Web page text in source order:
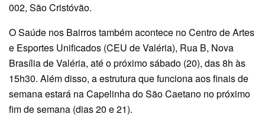
002, São Cristóvão.
O Saúde nos Bairros também acontece no Centro de Artes
e Esportes Unificados (CEU de Valéria), Rua B, Nova
Brasília de Valéria, até o próximo sábado (20), das 8h às
15h30. Além disso, a estrutura que funciona aos finais de
semana estará na Capelinha do São Caetano no próximo
fim de semana (dias 20 e 21).